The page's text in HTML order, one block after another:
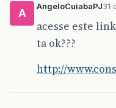
A
AngeloCuiabaPJ31
acesse este
ta ok???
http://